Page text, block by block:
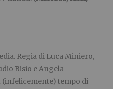
Regia di Luca Miniero,
Bisio e Angela
(infelicemente) tempo di